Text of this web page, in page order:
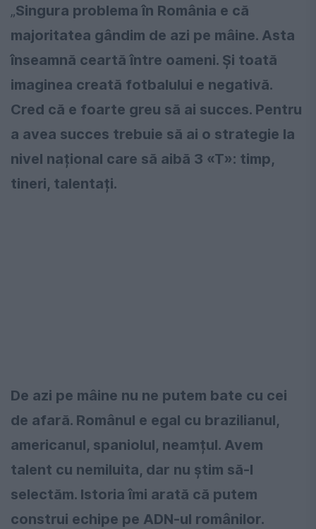
„Singura problema în România e că
majoritatea gândim de azi pe mâine. Asta
înseamnă ceartă între oameni. Și toată
imaginea creată fotbalului e negativă.
Cred că e foarte greu să ai succes. Pentru
a avea succes trebuie să ai o strategie la
nivel național care să aibă 3 «T»: timp,
tineri, talentați.
De azi pe mâine nu ne putem bate cu cei
de afară. Românul e egal cu brazilianul,
americanul, spaniolul, neamțul. Avem
talent cu nemiluita, dar nu știm să-l
selectăm. Istoria îmi arată că putem
construi echipe pe ADN-ul românilor.